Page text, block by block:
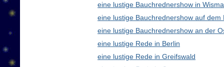
eine lustige Bauchrednershow in
eine lustige Bauchrednershow auf dem
eine lustige Bauchrednershow an der
eine lustige Rede in Berlin
eine lustige Rede in Greifswald